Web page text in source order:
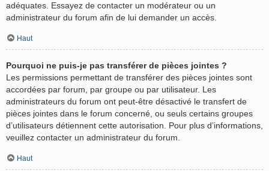
adéquates. Essayez de contacter un modérateur ou un
administrateur du forum afin de lui demander un accès.
Haut
Pourquoi ne puis-je pas transférer de pièces jointes ?
Les permissions permettant de transférer des pièces jointes sont
accordées par forum, par groupe ou par utilisateur. Les
administrateurs du forum ont peut-être désactivé le transfert de
pièces jointes dans le forum concerné, ou seuls certains groupes
d’utilisateurs détiennent cette autorisation. Pour plus d’informations,
veuillez contacter un administrateur du forum.
Haut